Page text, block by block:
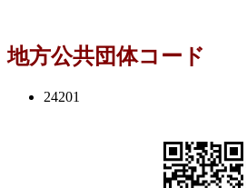
地方公共団体コード
24201